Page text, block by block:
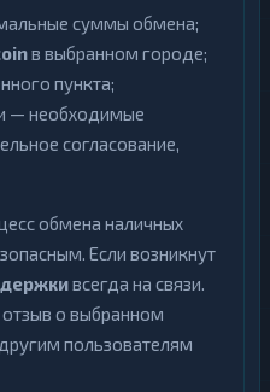
суммы обмена;
в выбранном городе;
пункта;
— необходимые
согласование,
обмена наличных
Если возникнут
всегда на связи.
о выбранном
пользователям